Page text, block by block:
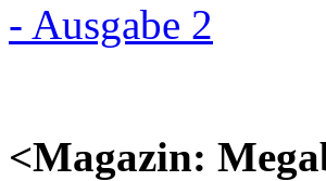
- Ausgabe 2
<Magazin: